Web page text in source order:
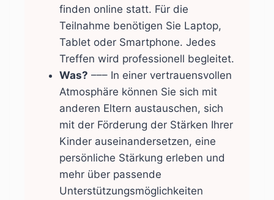
finden online statt. Für die
Teilnahme benötigen Sie Laptop,
Tablet oder Smartphone. Jedes
Treffen wird professionell begleitet.
Was? ––– In einer vertrauensvollen
Atmosphäre können Sie sich mit
anderen Eltern austauschen, sich
mit der Förderung der Stärken Ihrer
Kinder auseinandersetzen, eine
persönliche Stärkung erleben und
mehr über passende
Unterstützungsmöglichkeiten